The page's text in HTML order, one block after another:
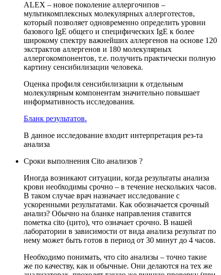
ALEX – новое поколение аллергочипов –
мультикомплексных молекулярных аллерготестов,
который позволяет одновременно определить уровни
базового IgE общего и специфических IgE к более
широкому спектру важнейших аллергенов на основе 120
экстрактов аллергенов и 180 молекулярных
аллергокомпонентов, т.е. получить практически полную
картину сенсибилизации человека.
Оценка профиля сенсибилизации к отдельным
молекулярным компонентам значительно повышает
информативность исследования.
Бланк результатов.
В данное исследование входит интерпретация рез-та
анализа
Сроки выполнения Cito анализов ?
Иногда возникают ситуации, когда результаты анализа
крови необходимы срочно – в течение нескольких часов.
В таком случае врач назначает исследование с
ускоренными результатами. Как обозначается срочный
анализ? Обычно на бланке направления ставится
пометка cito (цито), что означает срочно. В нашей
лаборатории в зависимости от вида анализа результат по
нему может быть готов в период от 30 минут до 4 часов.
Необходимо понимать, что cito анализы – точно такие
же по качеству, как и обычные. Они делаются на тех же